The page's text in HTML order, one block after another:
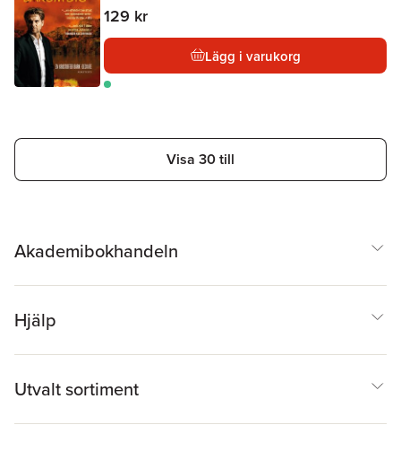
129 kr
Lägg i varukorg
Visa 30 till
Akademibokhandeln
Hjälp
Utvalt sortiment